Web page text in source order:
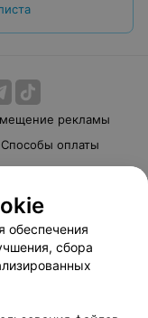
рекламы
Способы оплаты
сервиса
cookie
обеспечения
сбора